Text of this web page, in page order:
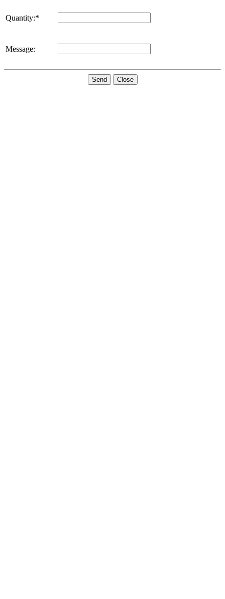
Quantity:*
Message:
Send Close